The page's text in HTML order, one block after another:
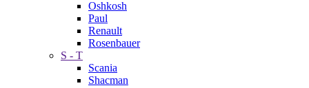
Oshkosh
Paul
Renault
Rosenbauer
S - T
Scania
Shacman